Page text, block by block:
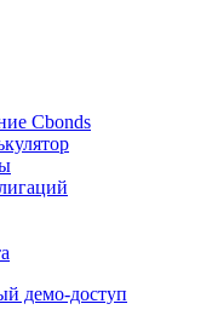
Cbonds
демо-доступ